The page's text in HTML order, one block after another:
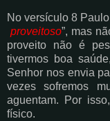
No versículo 8
proveitoso”, mas
proveito não é
tivermos boa
Senhor nos envia
vezes sofremos
aguentam. Por isso,
físico.